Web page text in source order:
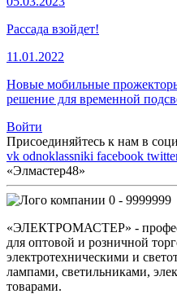
Рассада взойдет!
11.01.2022
Новые мобильные
решение для временной
Войти
Присоединяйтесь к нам в
vk odnoklassniki facebook
«Элмастер48»
0 - 9999999
«ЭЛЕКТРОМАСТЕР» -
для оптовой и розничной
электротехническими и
лампами, светильниками,
товарами.